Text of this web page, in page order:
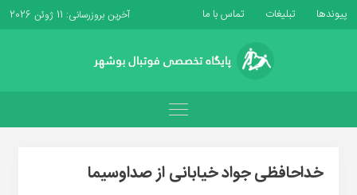
پیوندها تبلیغات تماس با ما آخرین بروزرسانی: 11 ژوئن 2026
خداحافظی جواد خیابانی از صداوسیما